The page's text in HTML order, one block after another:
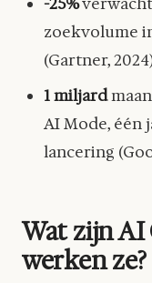
zoekvolume
(Gartner,
1 miljard
AI Mode, één
lancering
Wat zijn AI
werken ze?